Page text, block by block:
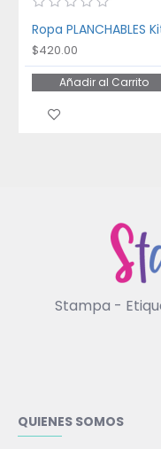
$420.00
Añadir al Carrito
Stampa -
QUIENES SOMOS